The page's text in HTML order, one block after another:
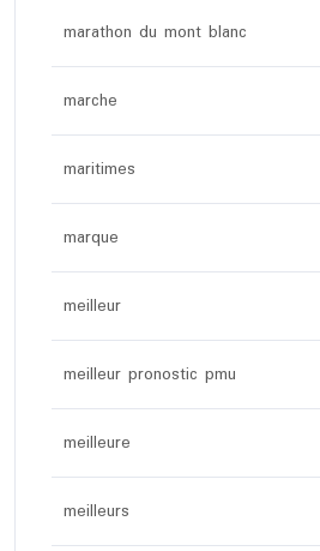
marathon du mont blanc
marche
maritimes
marque
meilleur
meilleur pronostic pmu
meilleure
meilleurs